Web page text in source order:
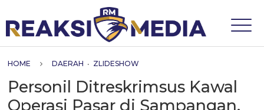
HOME DAERAH • ZLIDESHOW
Personil Ditreskrimsus Kawal
Operasi Pasar di Sampangan,